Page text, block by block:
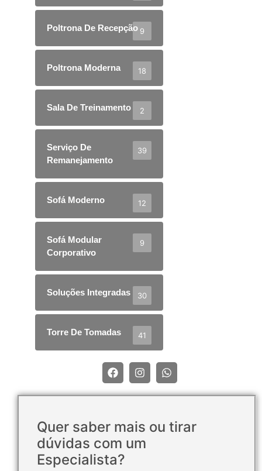
Poltrona De Recepção 9
Poltrona Moderna 18
Sala De Treinamento 2
Serviço De
Remanejamento
39
Sofá Moderno 12
Sofá Modular
Corporativo
9
Soluções Integradas 30
Torre De Tomadas 41
Quer saber mais ou tirar
dúvidas com um
Especialista?